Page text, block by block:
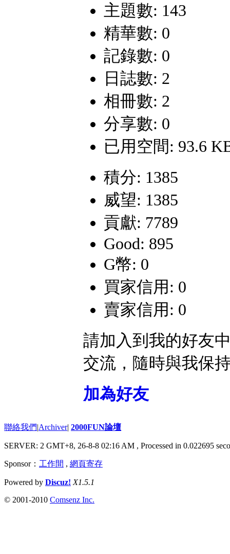
主題數: 143
精華數: 0
記錄數: 0
日誌數: 2
相冊數: 2
分享數: 0
已用空間: 93.6
積分: 1385
威望: 1385
貢獻: 7789
Good: 895
G幣: 0
買家信用: 0
賣家信用: 0
請加入到我的好友
交流，隨時與我保
加為好友
聯絡我們|Archiver| 2000FUN論壇
SERVER: 2 GMT+8, 26-8-8 02:16 AM , Processed in 0.022695
Sponsor： 工作間 , 網頁寄存
Powered by Discuz! X1.5.1
© 2001-2010 Comsenz Inc.